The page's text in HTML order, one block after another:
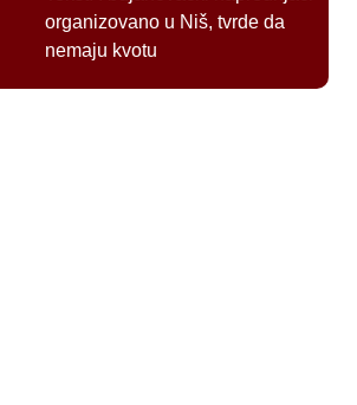
organizovano u Niš, tvrde da
nemaju kvotu